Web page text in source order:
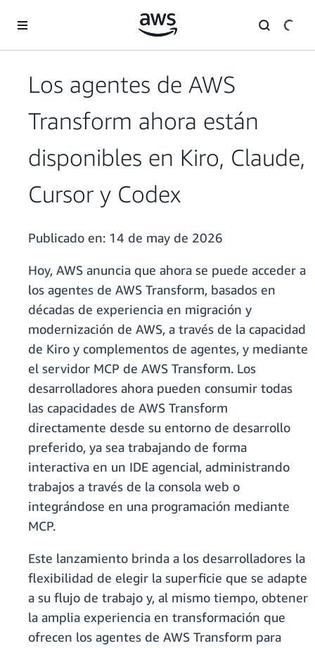
Los agentes de AWS
Transform ahora están
disponibles en Kiro, Claude,
Cursor y Codex
Publicado en: 14 de may de 2026
Hoy, AWS anuncia que ahora se puede acceder a
los agentes de AWS Transform, basados en
décadas de experiencia en migración y
modernización de AWS, a través de la capacidad
de Kiro y complementos de agentes, y mediante
el servidor MCP de AWS Transform. Los
desarrolladores ahora pueden consumir todas
las capacidades de AWS Transform
directamente desde su entorno de desarrollo
preferido, ya sea trabajando de forma
interactiva en un IDE agencial, administrando
trabajos a través de la consola web o
integrándose en una programación mediante
MCP.
Este lanzamiento brinda a los desarrolladores la
flexibilidad de elegir la superficie que se adapte
a su flujo de trabajo y, al mismo tiempo, obtener
la amplia experiencia en transformación que
ofrecen los agentes de AWS Transform para